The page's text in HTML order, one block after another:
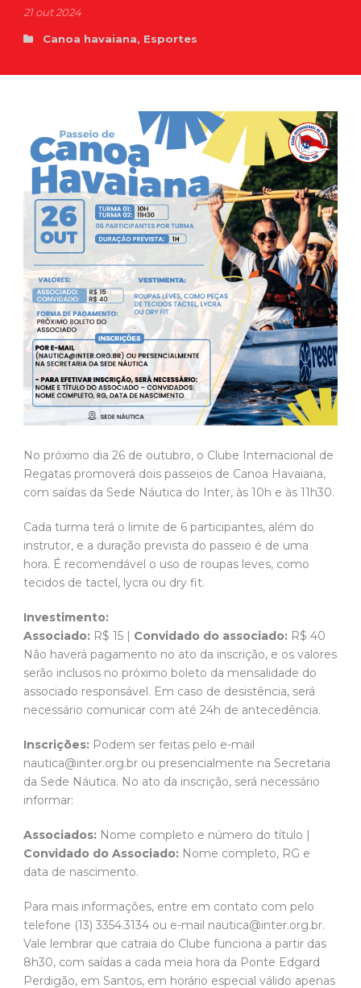
21 out 2024
Canoa havaiana, Esportes
No próximo dia 26 de outubro, o Clube Internacional de
Regatas promoverá dois passeios de Canoa Havaiana,
com saídas da Sede Náutica do Inter, às 10h e às 11h30.
Cada turma terá o limite de 6 participantes, além do
instrutor, e a duração prevista do passeio é de uma
hora. É recomendável o uso de roupas leves, como
tecidos de tactel, lycra ou dry fit.
Investimento:
Associado: R$ 15 | Convidado do associado: R$ 40
Não haverá pagamento no ato da inscrição, e os valores
serão inclusos no próximo boleto da mensalidade do
associado responsável. Em caso de desistência, será
necessário comunicar com até 24h de antecedência.
Inscrições: Podem ser feitas pelo e-mail
nautica@inter.org.br ou presencialmente na Secretaria
da Sede Náutica. No ato da inscrição, será necessário
informar:
Associados: Nome completo e número do título |
Convidado do Associado: Nome completo, RG e
data de nascimento.
Para mais informações, entre em contato com pelo
telefone (13) 3354.3134 ou e-mail nautica@inter.org.br.
Vale lembrar que catraia do Clube funciona a partir das
8h30, com saídas a cada meia hora da Ponte Edgard
Perdigão, em Santos, em horário especial válido apenas